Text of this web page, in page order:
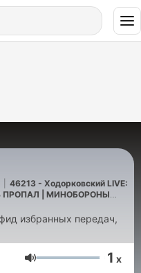
46213 - Ходорковский LIVE:
ПРОПАЛ | МИНОБОРОНЫ
избранных передач,
Volumen 1 x